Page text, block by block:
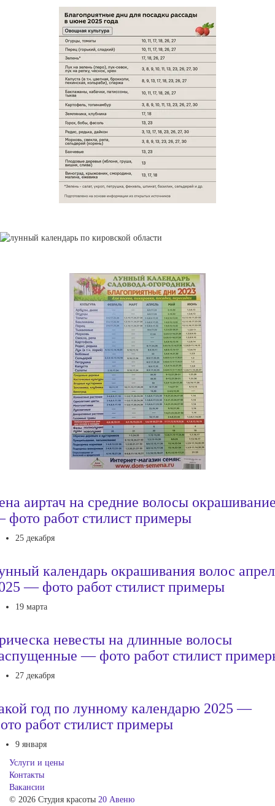
аиртач на средние волосы
работ стилист примеры
25 декабря
календарь окрашивания волос
— фото работ стилист примеры
19 марта
невесты на длинные волосы
— фото работ стилист
27 декабря
год по лунному календарю 2025 —
работ стилист примеры
9 января
Услуги и цены
Контакты
Вакансии
© 2026 Студия красоты 20 Авеню